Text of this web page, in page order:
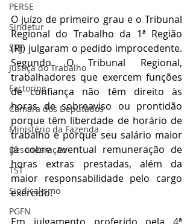
PERSE
Sindetur
STF
Justiça do Trabalho
Factoring
Câmara dos Deputados
Ministério da Fazenda
Desonearação
TST
Sindicalismo
PGFN
O juízo de primeiro grau e o Tribunal
Regional do Trabalho da 1ª Região
(RJ) julgaram o pedido improcedente.
Segundo O Tribunal Regional,
trabalhadores que exercem funções
de confiança não têm direito às
horas de sobreaviso ou prontidão
porque têm liberdade de horário de
trabalho e porque seu salário maior
já cobre eventual remuneração de
horas extras prestadas, além da
maior responsabilidade pelo cargo
exercido.